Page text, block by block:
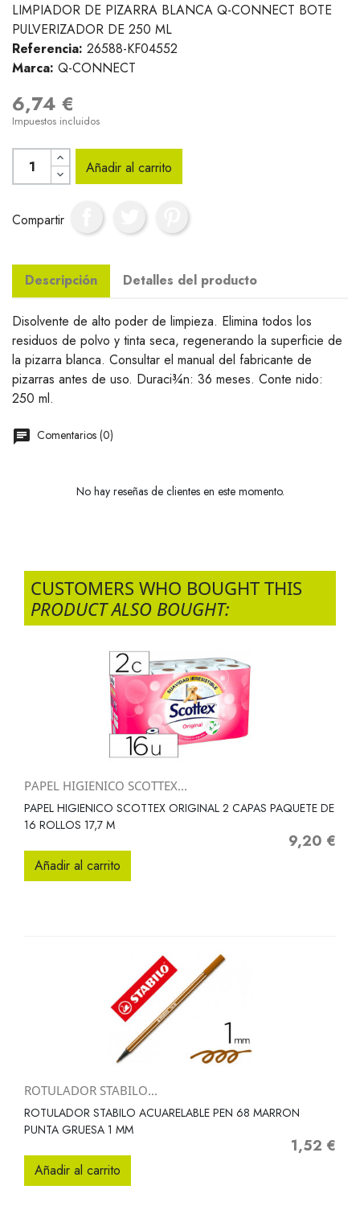
LIMPIADOR DE PIZARRA BLANCA Q-CONNECT BOTE
PULVERIZADOR DE 250 ML
Referencia: 26588-KF04552
Marca: Q-CONNECT
6,74 €
Impuestos incluidos
Añadir al carrito
Compartir
Descripción Detalles del producto
Disolvente de alto poder de limpieza. Elimina todos los
residuos de polvo y tinta seca, regenerando la superficie de
la pizarra blanca. Consultar el manual del fabricante de
pizarras antes de uso. Duraci¾n: 36 meses. Conte nido:
250 ml.
Comentarios (0)
No hay reseñas de clientes en este momento.
CUSTOMERS WHO BOUGHT THIS
PRODUCT ALSO BOUGHT:
PAPEL HIGIENICO SCOTTEX...
PAPEL HIGIENICO SCOTTEX ORIGINAL 2 CAPAS PAQUETE DE
16 ROLLOS 17,7 M
Precio
9,20 €
Añadir al carrito
ROTULADOR STABILO...
ROTULADOR STABILO ACUARELABLE PEN 68 MARRON
PUNTA GRUESA 1 MM
Precio
1,52 €
Añadir al carrito